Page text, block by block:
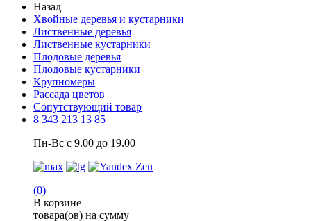
Назад
Хвойные деревья и кустарники
Лиственные деревья
Лиственные кустарники
Плодовые деревья
Плодовые кустарники
Крупномеры
Рассада цветов
Сопутствующий товар
8 343 213 13 85
Пн-Вс с 9.00 до 19.00
(0)
В корзине
товара(ов) на сумму